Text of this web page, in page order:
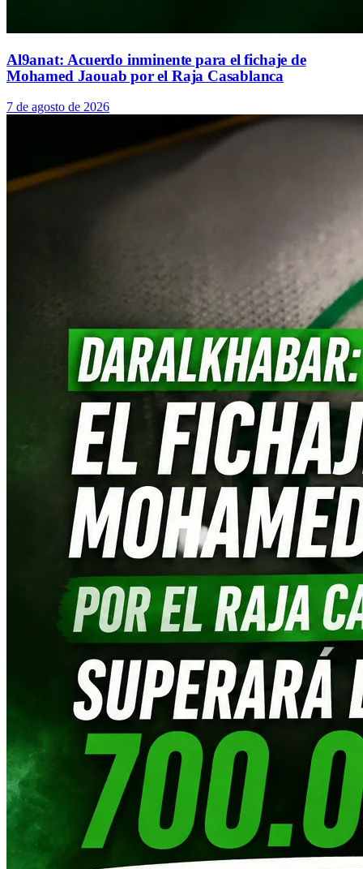
Al9anat: Acuerdo inminente para el fichaje de
Mohamed Jaouab por el Raja Casablanca
7 de agosto de 2026